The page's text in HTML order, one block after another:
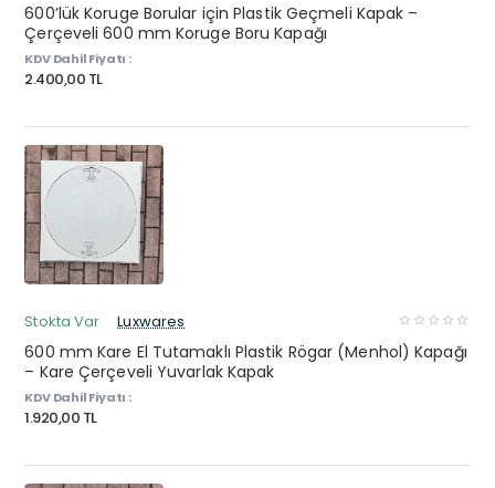
600’lük Koruge Borular için Plastik Geçmeli Kapak –
Çerçeveli 600 mm Koruge Boru Kapağı
KDV Dahil Fiyatı :
2.400,00 TL
Stokta Var Luxwares
600 mm Kare El Tutamaklı Plastik Rögar (Menhol) Kapağı
– Kare Çerçeveli Yuvarlak Kapak
KDV Dahil Fiyatı :
1.920,00 TL